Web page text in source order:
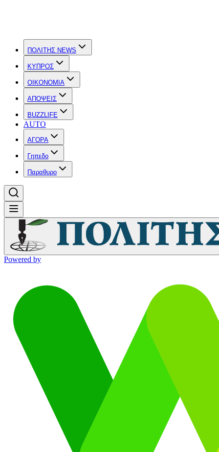
ΠΟΛΙΤΗΣ NEWS
ΚΥΠΡΟΣ
OIKONOMIA
ΑΠΟΨΕΙΣ
BUZZLIFE
AUTO
ΑΓΟΡΑ
Γηπεδο
Παραθυρο
Powered by